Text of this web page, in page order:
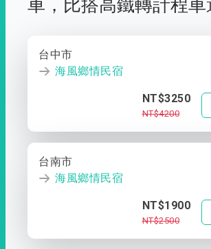
車， 比搭高鐵轉計程車
台中市
海風鄉情民宿
NT$3250
NT$4200
台南市
海風鄉情民宿
NT$1900
NT$2500